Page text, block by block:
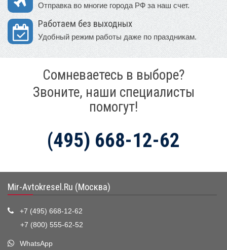
Отправка во многие города РФ за наш счет.
Работаем без выходных
Удобный режим работы даже по праздникам.
Сомневаетесь в выборе?
Звоните, наши специалисты
помогут!
(495) 668-12-62
Mir-Avtokresel.Ru (Москва)
+7 (495) 668-12-62
+7 (800) 555-62-52
WhatsApp